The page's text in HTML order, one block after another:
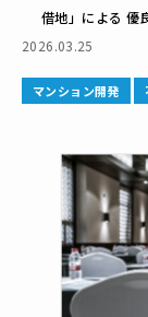
借地」による 優
2026.03.25
マンション開発